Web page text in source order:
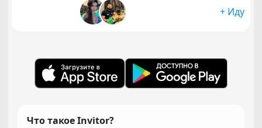
+ Иду
Что такое Invitor?